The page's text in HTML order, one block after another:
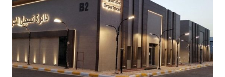
قد
إجراءات
تأسيس
الشركة
في